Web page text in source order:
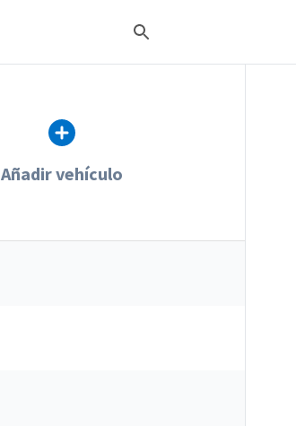
Añadir vehículo